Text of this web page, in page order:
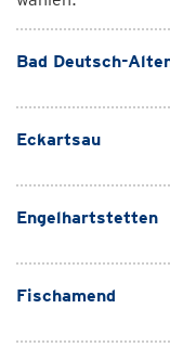
Bad Deutsch-
Eckartsau
Engelhartstetten
Fischamend